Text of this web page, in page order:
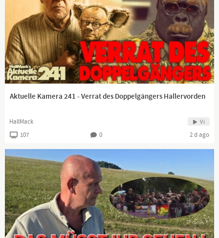
Aktuelle Kamera 241 - Verrat des Doppelgängers Hallervorden
HallMack Vi
107 0 2 d ago